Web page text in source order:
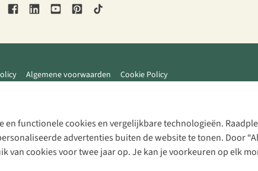
functionele cookies en vergelijkbare technologieën.
advertenties buiten de website te tonen. Door
cookies voor twee jaar op. Je kan je voorkeuren op elk
Algemene voorwaarden Cookie Policy